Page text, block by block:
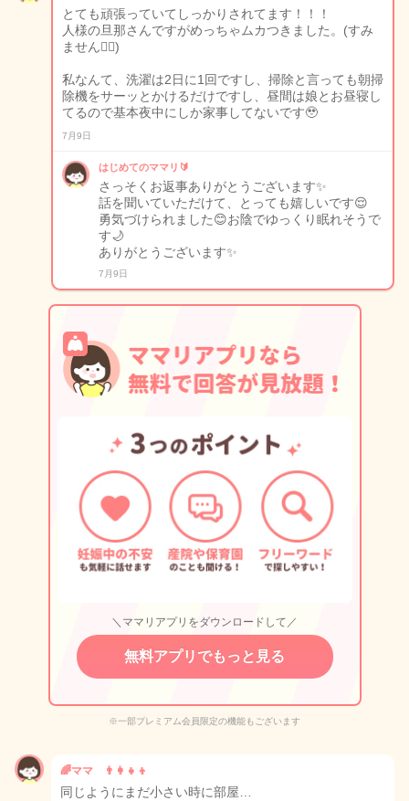
とても頑張っていてしっかりされてます！！！
人様の旦那さんですがめっちゃムカつきました。(すみ
ません🙇‍♀️)
私なんて、洗濯は2日に1回ですし、掃除と言っても朝掃
除機をサーッとかけるだけですし、昼間は娘とお昼寝し
てるので基本夜中にしか家事してないです🥹
7月9日
はじめてのママリ🔰
さっそくお返事ありがとうございます✨
話を聞いていただけて、とっても嬉しいです😌
勇気づけられました😊お陰でゆっくり眠れそうで
す🌙
ありがとうございます✨
7月9日
＼ママリアプリをダウンロードして／
無料アプリでもっと見る
※一部プレミアム会員限定の機能もございます
🌈ママ 👨‍👩‍👧‍👦
同じようにまだ小さい時に部屋…